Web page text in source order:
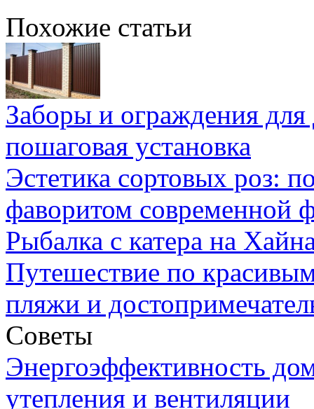
Похожие статьи
Заборы и ограждения
пошаговая установка
Эстетика сортовых роз:
фаворитом современной
Рыбалка с катера на
Путешествие по
пляжи и
Советы
Энергоэффективность
утепления и вентиляции